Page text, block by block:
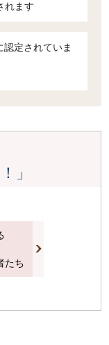
れます
認定されていま
」
たち